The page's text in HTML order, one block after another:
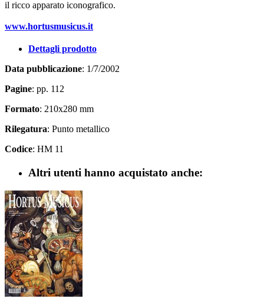
il ricco apparato iconografico.
www.hortusmusicus.it
Dettagli prodotto
Data pubblicazione: 1/7/2002
Pagine: pp. 112
Formato: 210x280 mm
Rilegatura: Punto metallico
Codice: HM 11
Altri utenti hanno acquistato anche: